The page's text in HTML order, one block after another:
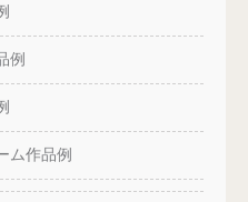
例
ム作品例